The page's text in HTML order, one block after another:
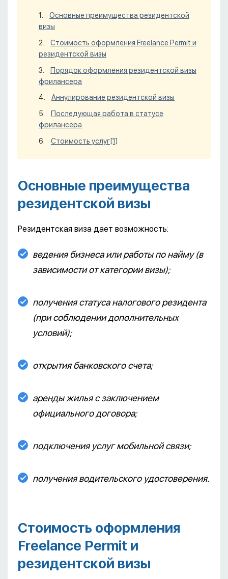
Основные преимущества резидентской
визы
Стоимость оформления Freelance Permit и
резидентской визы
Порядок оформления резидентской визы
фрилансера
Аннулирование резидентской визы
Последующая работа в статусе
фрилансера
Стоимость услуг[1]
Основные преимущества
резидентской визы
Резидентская виза дает возможность:
ведения бизнеса или работы по найму (в
зависимости от категории визы);
получения статуса налогового резидента
(при соблюдении дополнительных
условий);
открытия банковского счета;
аренды жилья с заключением
официального договора;
подключения услуг мобильной связи;
получения водительского удостоверения.
Стоимость оформления
Freelance Permit и
резидентской визы